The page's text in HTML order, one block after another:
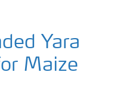
Yara
Maize